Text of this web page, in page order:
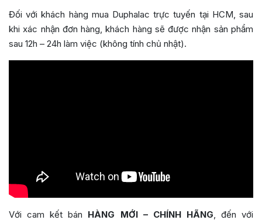
Đối với khách hàng mua Duphalac trực tuyến tại HCM, sau
khi xác nhận đơn hàng, khách hàng sẽ được nhận sản phẩm
sau 12h – 24h làm việc (không tính chủ nhật).
Với cam kết bán HÀNG MỚI – CHÍNH HÃNG, đến với